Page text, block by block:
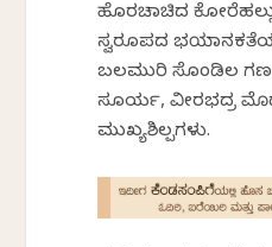
ಹೊರಚಾಚಿದ
ಸ್ವರೂಪದ
ಬಲಮುರಿ ಸೊಂಡಿಲ
ಸೂರ್ಯ, ವೀರಭದ್ರ
ಮುಖ್ಯಶಿಲ್ಪಗಳು.